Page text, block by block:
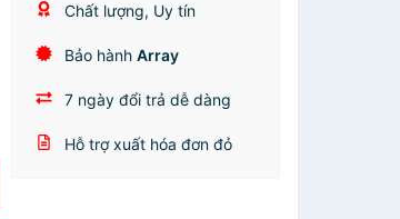
Chất lượng, Uy tín
Bảo hànhArray
7 ngày đổi trả dễ dàng
Hỗ trợ xuất hóa đơn đỏ